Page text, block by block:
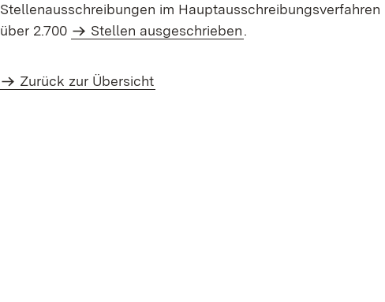
Stellenausschreibungen im
über 2.700
Stellen ausgeschrieben.
Zurück zur Übersicht